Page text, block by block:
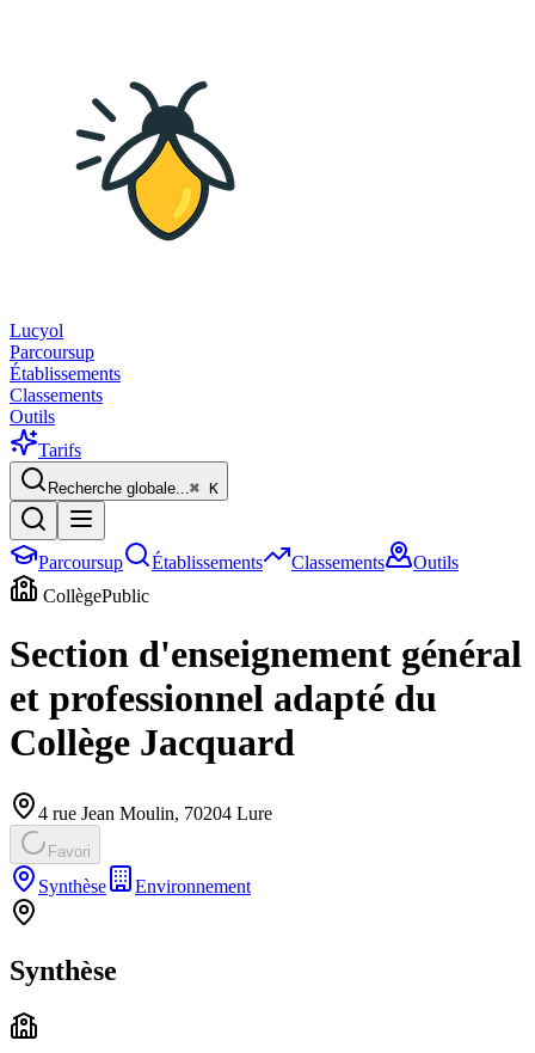
Lucyol
Parcoursup
Établissements
Classements
Outils
Tarifs
Recherche globale...⌘ K
Parcoursup Établissements Classements
Outils
CollègePublic
Section d'enseignement général
et professionnel adapté du
Collège Jacquard
4 rue Jean Moulin, 70204 Lure
Favori
Synthèse Environnement
Synthèse